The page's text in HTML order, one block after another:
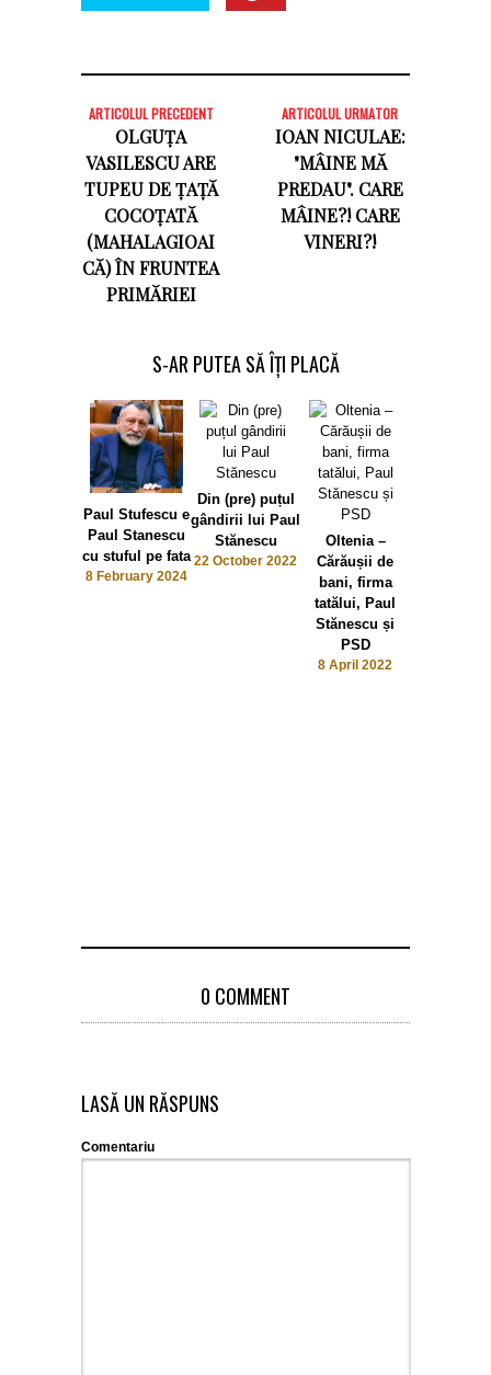
ARTICOLUL PRECEDENT
OLGUȚA
VASILESCU ARE
TUPEU DE ȚAȚĂ
COCOȚATĂ
(MAHALAGIOAI
CĂ) ÎN FRUNTEA
PRIMĂRIEI
ARTICOLUL URMATOR
IOAN NICULAE:
"MÂINE MĂ
PREDAU". CARE
MÂINE?! CARE
VINERI?!
S-AR PUTEA SĂ ÎȚI PLACĂ
Paul Stufescu e
Paul Stanescu
cu stuful pe fata
8 February 2024
Din (pre) puțul
gândirii lui Paul
Stănescu
22 October 2022
Oltenia –
Cărăușii de
bani, firma
tatălui, Paul
Stănescu și
PSD
8 April 2022
0 COMMENT
LASĂ UN RĂSPUNS
Comentariu